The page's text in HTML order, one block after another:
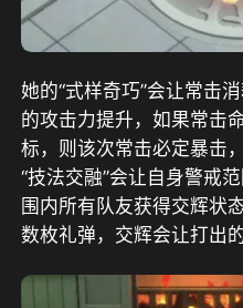
她的“式样奇巧”会让常击
的攻击力提升，如果常击
标，则该次常击必定暴击
“技法交融”会让自身警戒
围内所有队友获得交辉状
数枚礼弹，交辉会让打出